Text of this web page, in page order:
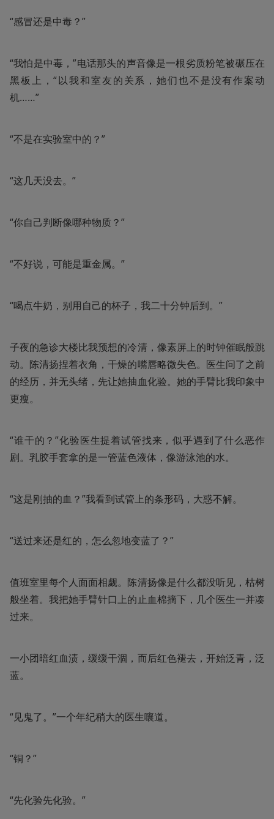
“感冒还是中毒？”
“我怕是中毒，”电话那头的声音像是一根劣质粉笔被碾压在
黑板上，“以我和室友的关系，她们也不是没有作案动
机……”
“不是在实验室中的？”
“这几天没去。”
“你自己判断像哪种物质？”
“不好说，可能是重金属。”
“喝点牛奶，别用自己的杯子，我二十分钟后到。”
子夜的急诊大楼比我预想的冷清，像素屏上的时钟催眠般跳
动。陈清扬捏着衣角，干燥的嘴唇略微失色。医生问了之前
的经历，并无头绪，先让她抽血化验。她的手臂比我印象中
更瘦。
“谁干的？”化验医生提着试管找来，似乎遇到了什么恶作
剧。乳胶手套拿的是一管蓝色液体，像游泳池的水。
“这是刚抽的血？”我看到试管上的条形码，大惑不解。
“送过来还是红的，怎么忽地变蓝了？”
值班室里每个人面面相觑。陈清扬像是什么都没听见，枯树
般坐着。我把她手臂针口上的止血棉摘下，几个医生一并凑
过来。
一小团暗红血渍，缓缓干涸，而后红色褪去，开始泛青，泛
蓝。
“见鬼了。”一个年纪稍大的医生嚷道。
“铜？”
“先化验先化验。”